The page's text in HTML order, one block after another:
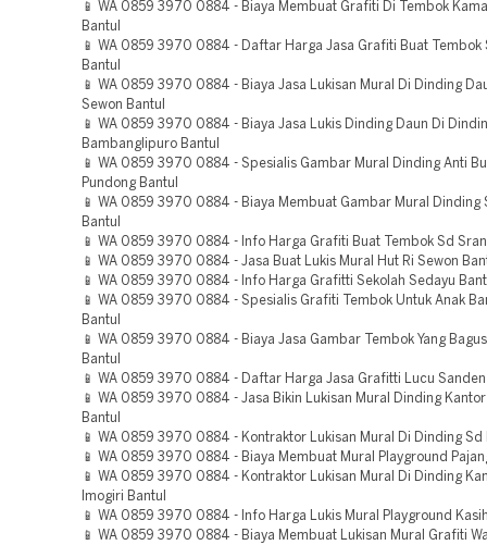
📱 WA 0859 3970 0884 - Biaya Membuat Grafiti Di Tembok
Bantul
📱 WA 0859 3970 0884 - Daftar Harga Jasa Grafiti Buat Tembok
Bantul
📱 WA 0859 3970 0884 - Biaya Jasa Lukisan Mural Di Dinding
Sewon Bantul
📱 WA 0859 3970 0884 - Biaya Jasa Lukis Dinding Daun Di
Bambanglipuro Bantul
📱 WA 0859 3970 0884 - Spesialis Gambar Mural Dinding Anti
Pundong Bantul
📱 WA 0859 3970 0884 - Biaya Membuat Gambar Mural Dinding
Bantul
📱 WA 0859 3970 0884 - Info Harga Grafiti Buat Tembok Sd
📱 WA 0859 3970 0884 - Jasa Buat Lukis Mural Hut Ri Sewon
📱 WA 0859 3970 0884 - Info Harga Grafitti Sekolah Sedayu
📱 WA 0859 3970 0884 - Spesialis Grafiti Tembok Untuk Anak
Bantul
📱 WA 0859 3970 0884 - Biaya Jasa Gambar Tembok Yang
Bantul
📱 WA 0859 3970 0884 - Daftar Harga Jasa Grafitti Lucu
📱 WA 0859 3970 0884 - Jasa Bikin Lukisan Mural Dinding
Bantul
📱 WA 0859 3970 0884 - Kontraktor Lukisan Mural Di Dinding Sd
📱 WA 0859 3970 0884 - Biaya Membuat Mural Playground
📱 WA 0859 3970 0884 - Kontraktor Lukisan Mural Di Dinding
Imogiri Bantul
📱 WA 0859 3970 0884 - Info Harga Lukis Mural Playground
📱 WA 0859 3970 0884 - Biaya Membuat Lukisan Mural Grafiti